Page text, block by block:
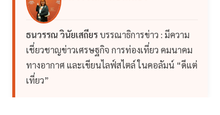
ธนวรรณ วินัยเสถียร บรรณาธิการข่าว : มีความ
เชี่ยวชาญข่าวเศรษฐกิจ การท่องเที่ยว คมนาคม
ทางอากาศ และเขียนไลฟ์สไตล์ ในคอลัมน์ “ดีแต่
เที่ยว”